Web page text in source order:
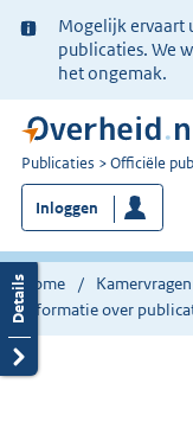
Ter
informatie:
Mogelijk ervaart
publicaties. We
het ongemak.
U
bent
nu
hier:
Publicaties Officiële
Inloggen
Home
Informatie over